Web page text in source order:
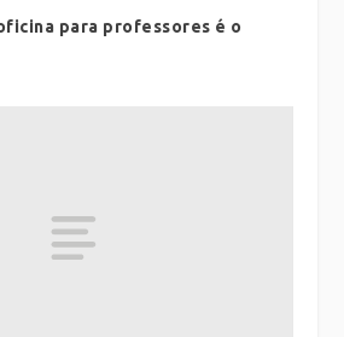
para professores é o